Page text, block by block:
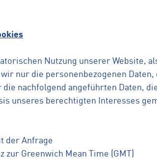
Nutzung unserer Website,
nur die personenbezogenen
nachfolgend angeführten Daten,
unseres berechtigten Interesses
der Anfrage
Greenwich Mean Time (GMT)